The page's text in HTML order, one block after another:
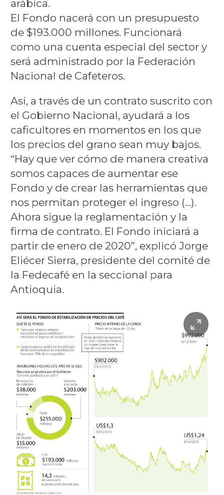
arábica.
El Fondo nacerá con un presupuesto
de $193.000 millones. Funcionará
como una cuenta especial del sector y
será administrado por la Federación
Nacional de Cafeteros.
Así, a través de un contrato suscrito con
el Gobierno Nacional, ayudará a los
caficultores en momentos en los que
los precios del grano sean muy bajos.
“Hay que ver cómo de manera creativa
somos capaces de aumentar ese
Fondo y de crear las herramientas que
nos permitan proteger el ingreso (...).
Ahora sigue la reglamentación y la
firma de contrato. El Fondo iniciará a
partir de enero de 2020”, explicó Jorge
Eliécer Sierra, presidente del comité de
la Fedecafé en la seccional para
Antioquia.